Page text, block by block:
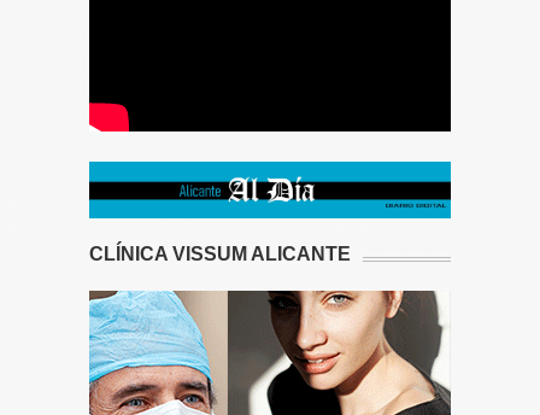
CLÍNICA VISSUM ALICANTE